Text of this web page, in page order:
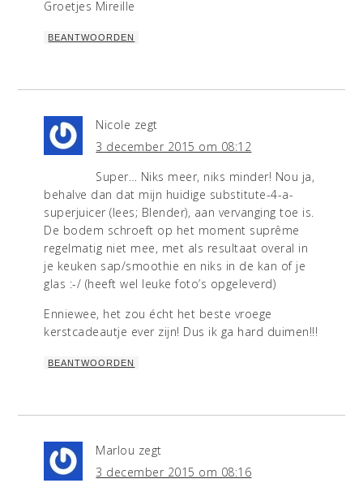
Groetjes Mireille
BEANTWOORDEN
Nicole zegt
3 december 2015 om 08:12
Super… Niks meer, niks minder! Nou ja,
behalve dan dat mijn huidige substitute-4-a-
superjuicer (lees; Blender), aan vervanging toe is.
De bodem schroeft op het moment suprême
regelmatig niet mee, met als resultaat overal in
je keuken sap/smoothie en niks in de kan of je
glas :-/ (heeft wel leuke foto’s opgeleverd)
Enniewee, het zou écht het beste vroege
kerstcadeautje ever zijn! Dus ik ga hard duimen!!!
BEANTWOORDEN
Marlou zegt
3 december 2015 om 08:16